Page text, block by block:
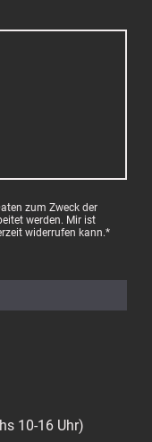
zum Zweck der
werden. Mir ist
widerrufen kann.*
10-16 Uhr)